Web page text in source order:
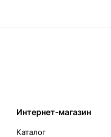
Интернет-магазин
Каталог